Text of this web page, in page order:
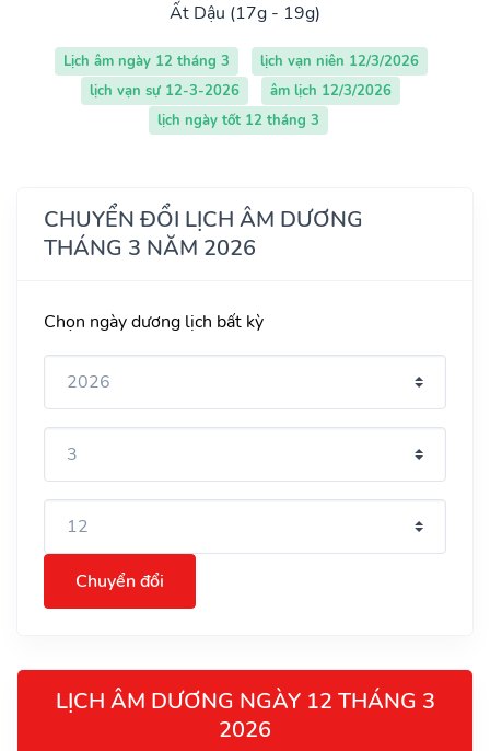
Ất Dậu (17g - 19g)
Lịch âm ngày 12 tháng 3
lịch vạn niên 12/3/2026
lịch vạn sự 12-3-2026
âm lịch 12/3/2026
lịch ngày tốt 12 tháng 3
CHUYỂN ĐỔI LỊCH ÂM DƯƠNG
THÁNG 3 NĂM 2026
Chọn ngày dương lịch bất kỳ
Chuyển đổi
LỊCH ÂM DƯƠNG NGÀY 12 THÁNG 3
2026